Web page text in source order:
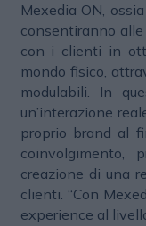
Mexedia ON,
consentiranno
con i clienti in
mondo fisico,
modulabili. In
un’interazione
proprio brand al
coinvolgimento,
creazione di una
clienti. “Con
experience al